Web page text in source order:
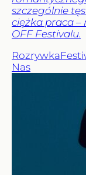
szczególnie
ciężka praca
OFF Festivalu.
Rozrywka
Nas